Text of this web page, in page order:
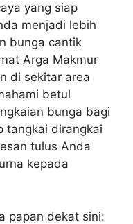
yang siap
menjadi lebih
bunga cantik
Arga Makmur
di sekitar area
betul
bunga bagi
tangkai dirangkai
tulus Anda
kepada
papan dekat sini: